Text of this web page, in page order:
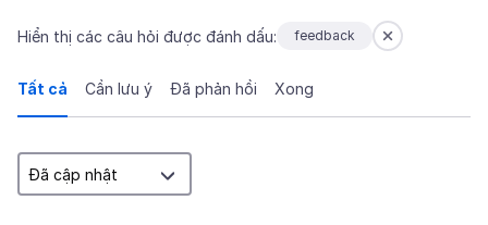
Hiển thị các câu hỏi được đánh dấu: feedback
Tất cả Cần lưu ý Đã phản hồi Xong